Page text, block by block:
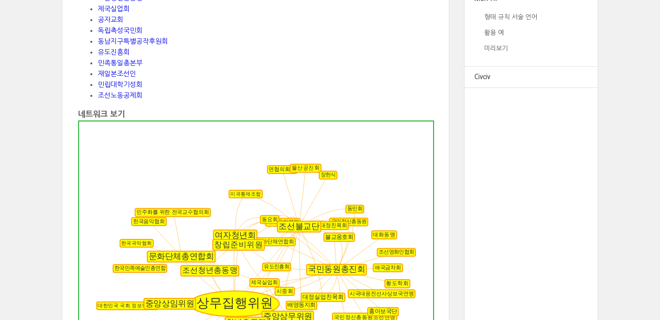
형태 규칙 서술 언어
활용 예
미리보기
Civciv
제국실업회
공자교회
독립촉성국민회
동남지구특별공작후원회
유도진흥회
민족통일총본부
재일본조선인
민립대학기성회
조선노동공제회
네트워크 보기